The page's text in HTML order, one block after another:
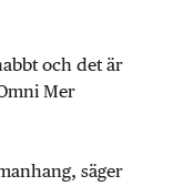
och det är
Mer
säger